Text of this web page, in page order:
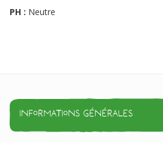
PH : Neutre
Informations générales